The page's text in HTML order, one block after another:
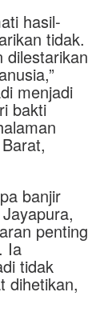
hasil-
tidak.
dilestarikan
menjadi
bakti
banjir
penting
Ia
tidak
dihetikan,